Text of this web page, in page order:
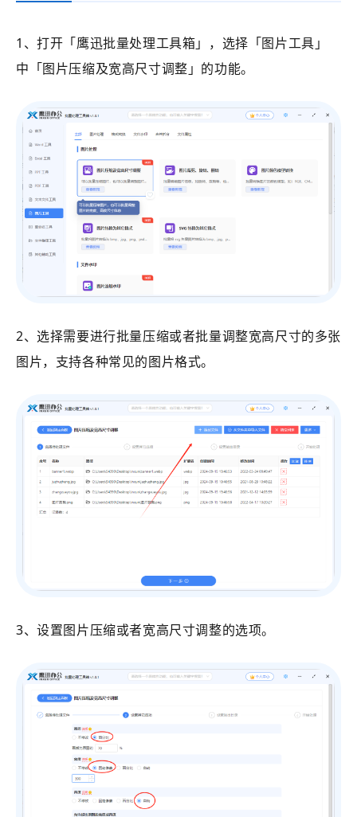
1、打开 「鹰迅批量处理工具箱」 ，选择 「图片工具」
中 「图片压缩及宽高尺寸调整 」的功能。
2、选择需要进行批量压缩或者批量调整宽高尺寸的多张
图片，支持各种常见的图片格式。
3、设置图片压缩或者宽高尺寸调整的选项。